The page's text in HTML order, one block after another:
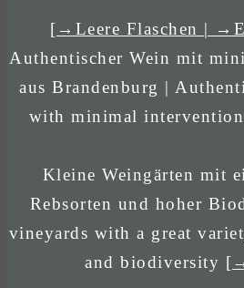
[→Leere Flaschen |
Authentischer Wein mit
aus Brandenburg |
with minimal
Kleine Weingärten mit
Rebsorten und hoher
vineyards with a great
and biodiversity